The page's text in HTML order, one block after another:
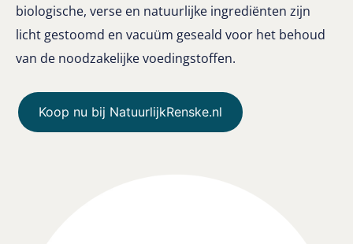
biologische, verse en natuurlijke ingrediënten zijn
licht gestoomd en vacuüm geseald voor het behoud
van de noodzakelijke voedingstoffen.
Koop nu bij NatuurlijkRenske.nl